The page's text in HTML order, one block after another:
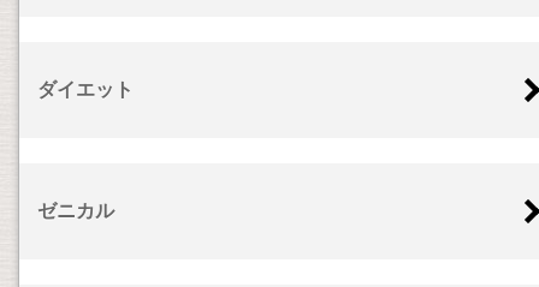
ダイエット
ゼニカル